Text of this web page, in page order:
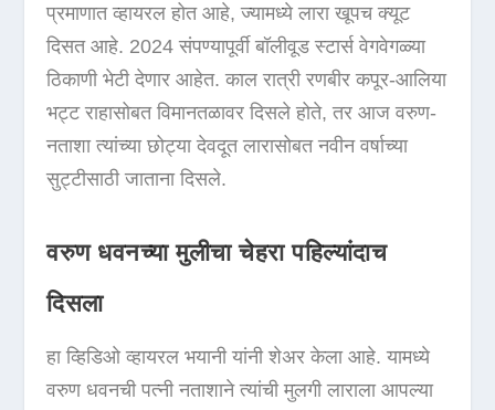
प्रमाणात व्हायरल होत आहे, ज्यामध्ये लारा खूपच क्यूट
दिसत आहे. 2024 संपण्यापूर्वी बॉलीवूड स्टार्स वेगवेगळ्या
ठिकाणी भेटी देणार आहेत. काल रात्री रणबीर कपूर-आलिया
भट्ट राहासोबत विमानतळावर दिसले होते, तर आज वरुण-
नताशा त्यांच्या छोट्या देवदूत लारासोबत नवीन वर्षाच्या
सुट्टीसाठी जाताना दिसले.
वरुण धवनच्या मुलीचा चेहरा पहिल्यांदाच
दिसला
हा व्हिडिओ व्हायरल भयानी यांनी शेअर केला आहे. यामध्ये
वरुण धवनची पत्नी नताशाने त्यांची मुलगी लाराला आपल्या